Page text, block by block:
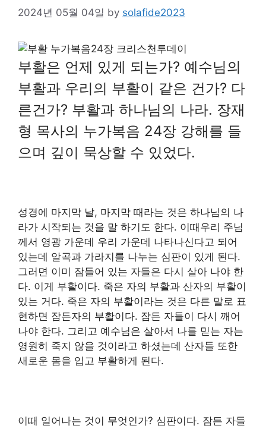
2024년 05월 04일 by solafide2023
부활은 언제 있게 되는가? 예수님의
부활과 우리의 부활이 같은 건가? 다
른건가? 부활과 하나님의 나라. 장재
형 목사의 누가복음 24장 강해를 들
으며 깊이 묵상할 수 있었다.
성경에 마지막 날, 마지막 때라는 것은 하나님의 나
라가 시작되는 것을 말 하기도 한다. 이때우리 주님
께서 영광 가운데 우리 가운데 나타나신다고 되어
있는데 알곡과 가라지를 나누는 심판이 있게 된다.
그러면 이미 잠들어 있는 자들은 다시 살아 나야 한
다. 이게 부활이다. 죽은 자의 부활과 산자의 부활이
있는 거다. 죽은 자의 부활이라는 것은 다른 말로 표
현하면 잠든자의 부활이다. 잠든 자들이 다시 깨어
나야 한다. 그리고 예수님은 살아서 나를 믿는 자는
영원히 죽지 않을 것이라고 하셨는데 산자들 또한
새로운 몸을 입고 부활하게 된다.
이때 일어나는 것이 무엇인가? 심판이다. 잠든 자들